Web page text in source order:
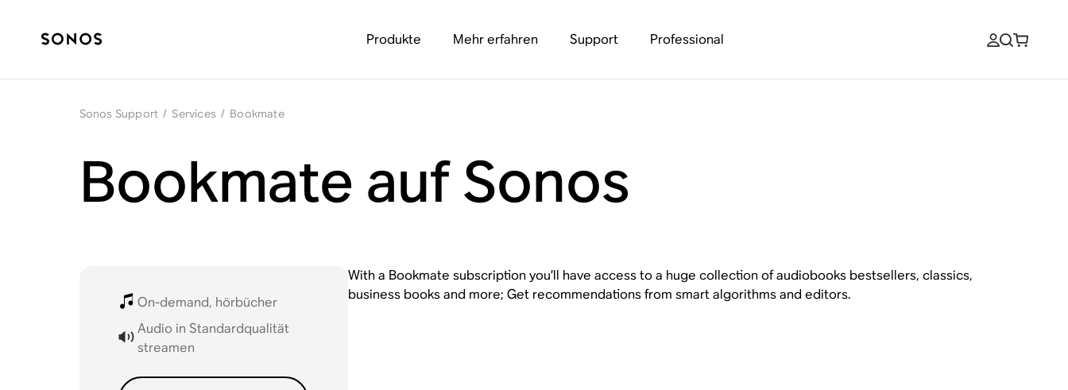
Produkte Mehr erfahren Support Professional
Sonos Support / Services / Bookmate
Bookmate auf Sonos
On-demand, hörbücher
Audio in Standardqualität
streamen
With a Bookmate subscription you’ll have access to a huge collection of audiobooks bestsellers, classics,
business books and more; Get recommendations from smart algorithms and editors.